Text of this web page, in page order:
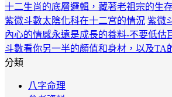
十二生肖的底層邏輯，藏著老祖宗的生
紫微斗數太陰化科在十二宮的情況 紫微
內心的情感永遠是成長的養料-不要低估
斗數看你另一半的顏值和身材，以及TA
分類
八字命理